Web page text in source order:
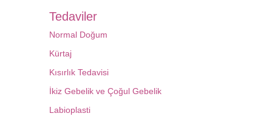
Tedaviler
Normal Doğum
Kürtaj
Kısırlık Tedavisi
İkiz Gebelik ve Çoğul Gebelik
Labioplasti